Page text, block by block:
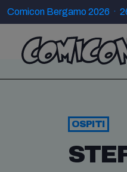
Comicon Bergamo 2026 ·
OSPITI